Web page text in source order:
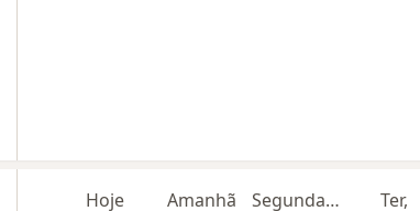
Hoje Amanhã Segunda-feira Ter,